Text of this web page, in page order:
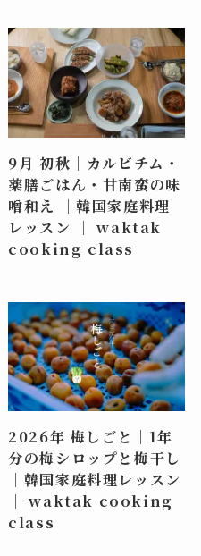
9月 初秋｜カルビチム・
薬膳ごはん・甘南蛮の味
噌和え ｜韓国家庭料理
レッスン ｜ waktak
cooking class
2026年 梅しごと｜1年
分の梅シロップと梅干し
｜韓国家庭料理レッスン
｜ waktak cooking
class